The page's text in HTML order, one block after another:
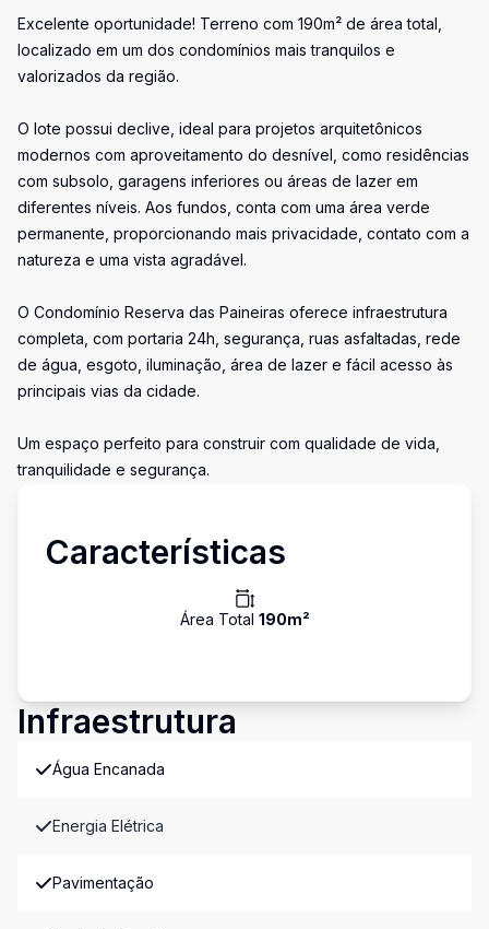
Excelente oportunidade! Terreno com 190m² de área total,
localizado em um dos condomínios mais tranquilos e
valorizados da região.
O lote possui declive, ideal para projetos arquitetônicos
modernos com aproveitamento do desnível, como residências
com subsolo, garagens inferiores ou áreas de lazer em
diferentes níveis. Aos fundos, conta com uma área verde
permanente, proporcionando mais privacidade, contato com a
natureza e uma vista agradável.
O Condomínio Reserva das Paineiras oferece infraestrutura
completa, com portaria 24h, segurança, ruas asfaltadas, rede
de água, esgoto, iluminação, área de lazer e fácil acesso às
principais vias da cidade.
Um espaço perfeito para construir com qualidade de vida,
tranquilidade e segurança.
Características
Área Total 190m²
Infraestrutura
Água Encanada
Energia Elétrica
Pavimentação